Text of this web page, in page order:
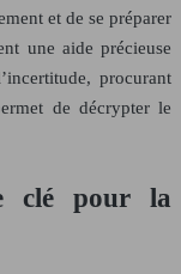
et de se préparer
une aide précieuse
procurant
de décrypter le
clé pour la